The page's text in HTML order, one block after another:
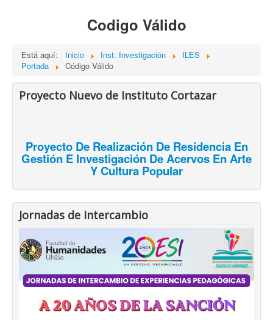
Codigo Válido
Está aquí: Inicio Inst. Investigación
ILES
Portada
Código Válido
Proyecto Nuevo de Instituto Cortazar
Proyecto De Realización De Residencia En
Gestión E Investigación De Acervos En Arte
Y Cultura Popular
Jornadas de Intercambio